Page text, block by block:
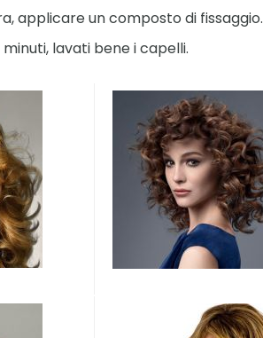
applicare un composto di fissaggio.
lavati bene i capelli.